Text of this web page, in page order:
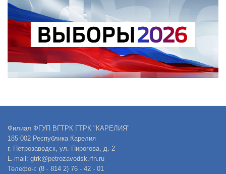
Филиал ФГУП ВГТРК ГТРК "КАРЕЛИЯ"
185 002 Республика Карелия
г. Петрозаводск, ул. Пирогова, д. 2
E-mail: gtrk@petrozavodsk.rfn.ru
Телефон: (8 - 814 2) 76 - 42 - 01